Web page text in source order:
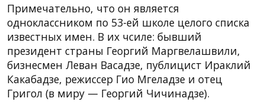
Примечательно, что он является
одноклассником по 53-ей школе целого списка
известных имен. В их чсиле: бывший
президент страны Георгий Маргвелашвили,
бизнесмен Леван Васадзе, публицист Ираклий
Какабадзе, режиссер Гио Мгеладзе и отец
Григол (в миру — Георгий Чичинадзе).